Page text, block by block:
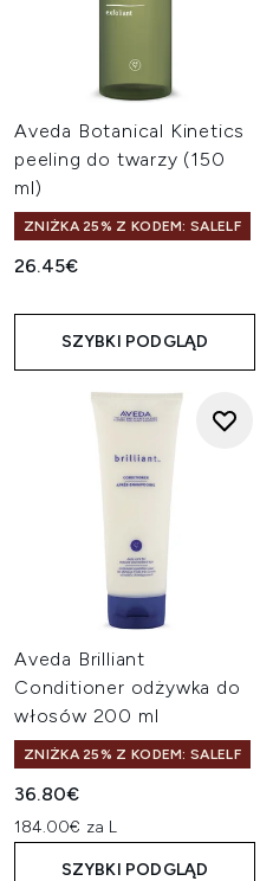
Aveda Botanical Kinetics
peeling do twarzy (150
ml)
ZNIŻKA 25% Z KODEM: SALELF
26.45€
SZYBKI PODGLĄD
Aveda Brilliant
Conditioner odżywka do
włosów 200 ml
ZNIŻKA 25% Z KODEM: SALELF
36.80€
184.00€ za L
SZYBKI PODGLĄD